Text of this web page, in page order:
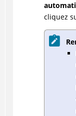
cliquez